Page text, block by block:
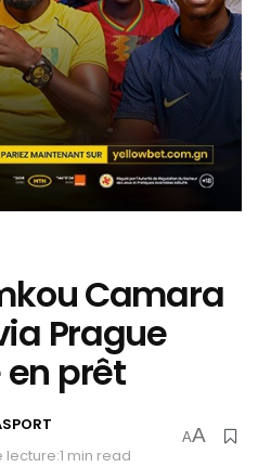
Camara
Prague
prêt
lecture:1 min read
AA